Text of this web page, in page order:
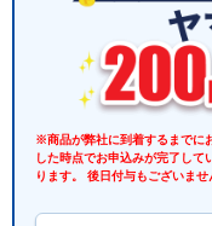
※商品が弊社に到着するまでに
した時点でお申込みが完了して
ります。 後日付与もございませ